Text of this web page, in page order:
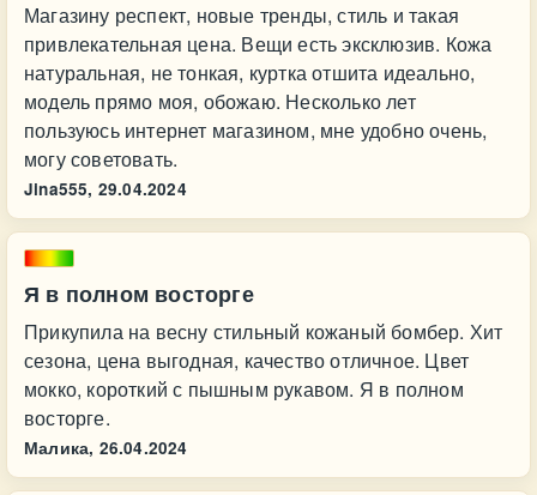
Магазину респект, новые тренды, стиль и такая
привлекательная цена. Вещи есть эксклюзив. Кожа
натуральная, не тонкая, куртка отшита идеально,
модель прямо моя, обожаю. Несколько лет
пользуюсь интернет магазином, мне удобно очень,
могу советовать.
Jina555, 29.04.2024
Я в полном восторге
Прикупила на весну стильный кожаный бомбер. Хит
сезона, цена выгодная, качество отличное. Цвет
мокко, короткий с пышным рукавом. Я в полном
восторге.
Малика, 26.04.2024